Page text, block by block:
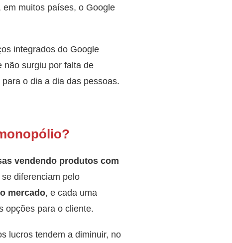
em muitos países, o Google
integrados do Google
não surgiu por falta de
o dia a dia das pessoas.
vendendo produtos com
diferenciam pelo
mercado, e cada uma
opções para o cliente.
lucros tendem a diminuir, no